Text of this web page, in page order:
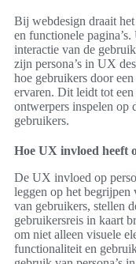
Bij webdesign draait
en functionele
interactie van de
zijn persona’s in UX
hoe gebruikers door
ervaren. Dit leidt tot
ontwerpers inspelen op
gebruikers.
Hoe UX invloed heeft
De UX invloed op
leggen op het begrijpen
van gebruikers, stellen
gebruikersreis in kaart
om niet alleen visuele
functionaliteit en